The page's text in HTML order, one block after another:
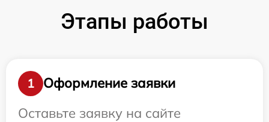
Этапы работы
1
Оформление заявки
Оставьте заявку на сайте